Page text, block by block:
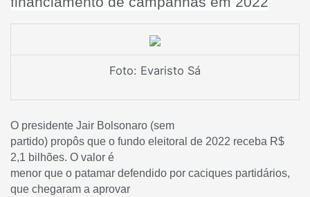
Foto: Evaristo Sá
O presidente Jair Bolsonaro (sem
partido) propôs que o fundo eleitoral de 2022 receba R$
2,1 bilhões. O valor é
menor que o patamar defendido por caciques partidários,
que chegaram a aprovar